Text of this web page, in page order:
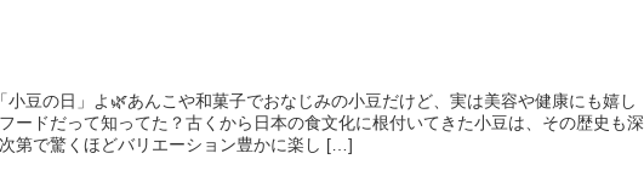
小豆の日」よ🌿あんこや和菓子でおなじみの小豆だけど、実は美容や健康にも嬉し
ードだって知ってた？古くから日本の食文化に根付いてきた小豆は、その歴史も深
第で驚くほどバリエーション豊かに楽し […]